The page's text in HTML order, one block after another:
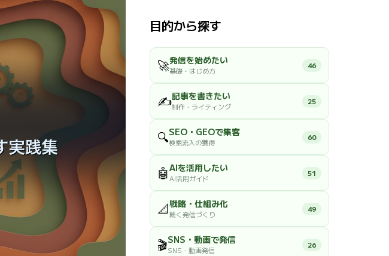
:目的から探す
🚀発信を始めたい
基礎・はじめ方
46
✍️記事を書きたい
制作・ライティング
25
🔍SEO・GEOで集客
検索流入の獲得
60
🤖AIを活用したい
AI活用ガイド
51
📐戦略・仕組み化
続く発信づくり
49
🎬SNS・動画で発信
SNS・動画発信
26